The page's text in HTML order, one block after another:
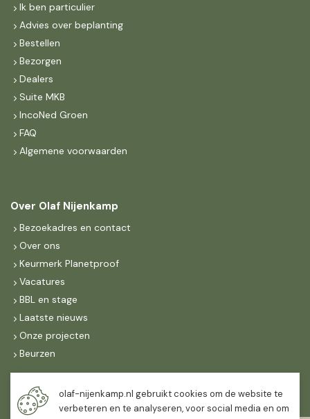
Ik ben particulier
Advies over beplanting
Bestellen
Bezorgen
Dealers
Suite MKB
IncoNed Groen
FAQ
Algemene voorwaarden
Over Olaf Nijenkamp
Bezoekadres en contact
Over ons
Keurmerk Planetproof
Vacatures
BBL en stage
Laatste nieuws
Onze projecten
Beurzen
Maandag t/m vrijdag
07:30- 16:30
olaf-nijenkamp.nl gebruikt cookies om de website te
verbeteren en te analyseren, voor social media en om